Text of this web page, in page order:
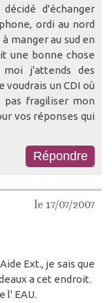
d'échanger
ordi au nord
manger au sud en
une bonne chose
j'attends des
un CDI où
pas fragiliser mon
vos réponses qui
le 17/07/2007
Ext., je sais que
a cet endroit.
l' EAU.